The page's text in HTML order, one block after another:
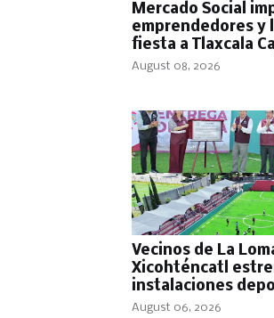
Mercado Social
emprendedores y
fiesta a Tlaxcala
August 08, 2026
Vecinos de La
Xicohténcatl
instalaciones
August 06, 2026